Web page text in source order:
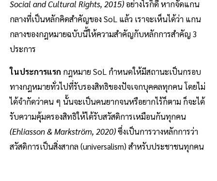
Social and Cultural Rights, 2015) อย่างไรก็ดี หากจัดแกน
กลางที่เป็นหลักคิดสำคัญของ SoL แล้ว เราจะเห็นได้ว่า แกน
กลางของกฎหมายฉบับนี้ให้ความสำคัญกับหลักการสำคัญ 3
ประการ
ในประการแรก กฎหมาย SoL กำหนดให้มีสถานะเป็นกรอบ
ทางกฎหมายทั่วไปที่รับรองสิทธิของปัจเจกบุคคลทุกคน โดยไม่
ได้จำกัดว่าคน ๆ นั้นจะเป็นคนยากจนหรือยากไร้ก็ตาม ก็จะได้
รับความคุ้มครองสิทธิให้ได้รับสวัสดิการเหมือนกันทุกคน
(Ehliasson & Markström, 2020)ซึ่งเป็นการวางหลักการว่า
สวัสดิการเป็นสิ่งสากล (universalism) สำหรับประชาชนทุกคน